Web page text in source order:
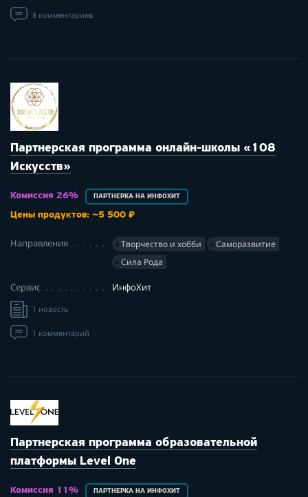
8 комментариев
Партнерская программа онлайн-школы «108
Искусств»
Комиссия 26% ПАРТНЕРКА НА ИНФОХИТ
Цены продуктов: ~5 500 ₽
Направления Творчество и хобби
Саморазвитие
Сила Рода
Сервис ИнфоХит
1 новость
1 комментарий
Партнерская программа образовательной
платформы Level One
Комиссия 11% ПАРТНЕРКА НА ИНФОХИТ